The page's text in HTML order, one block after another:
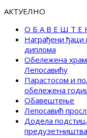
АКТУЕЛНО
О Б А В Е Ш Т Е
Награђени ђаци
диплома
Обележена
Лепосавићу
Парастосом и
обележена
Обавештење
Лепосавић
Додела